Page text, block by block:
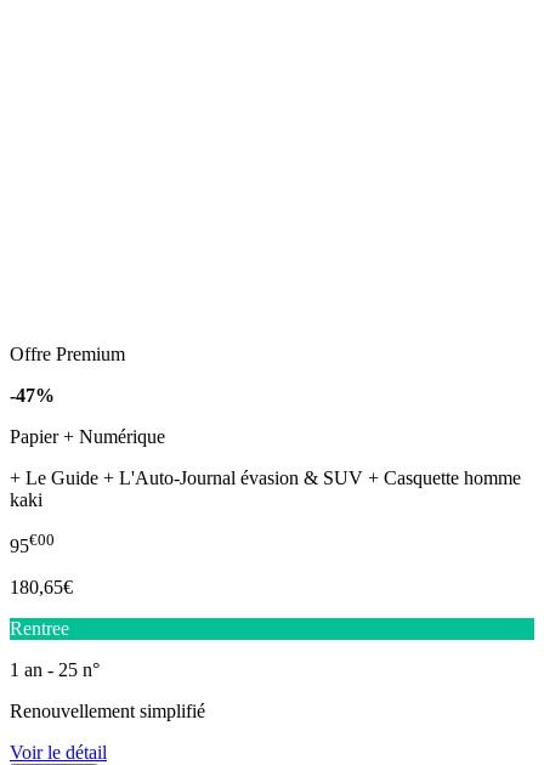
Offre Premium
-47%
Papier + Numérique
+ Le Guide + L'Auto-Journal évasion & SUV + Casquette homme
kaki
95€00
180,65€
Rentree
1 an - 25 n°
Renouvellement simplifié
Voir le détail